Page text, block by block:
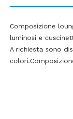
Composizione
luminosi e
A richiesta sono